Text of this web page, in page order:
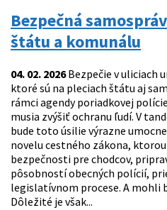
Bezpečná
štátu a komunálu
04. 02. 2026Bezpečie v uliciach
ktoré sú na pleciach štátu aj
rámci agendy poriadkovej
musia zvýšiť ochranu ľudí. V
bude toto úsilie výrazne
novelu cestného zákona,
bezpečnosti pre chodcov,
pôsobností obecných polícií,
legislatívnom procese. A mohli
Dôležité je však...